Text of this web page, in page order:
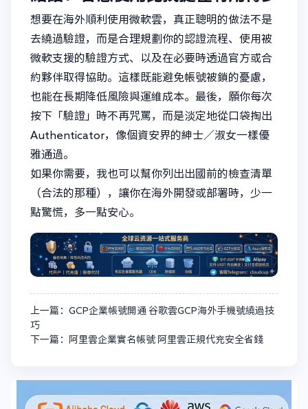
想要在海外順利使用微軟雲，真正聰明的做法不是
去繞過驗證，而是合理規劃你的認證流程、使用被
微軟支援的驗證方式、以及在必要時透過官方或合
約夥伴取得協助。這樣既能避免帳號被鎖的憂慮，
也能在長期降低風險與運維成本。最後，願你每次
按下「驗證」時不再咒罵，而是淡定地從口袋掏出
Authenticator，像個資安界的紳士／淑女一樣優
雅通過。
如果你需要，我也可以幫你列出出國前的檢查清單
（合法的那種），讓你在海外開發或部署時，少一
點驚慌，多一點安心。
上一篇：GCP企業帳號開通 谷歌雲GCP海外手機號繞過技
巧
下一篇：阿里雲企業實名帳號 阿里雲正規代充安全省錢